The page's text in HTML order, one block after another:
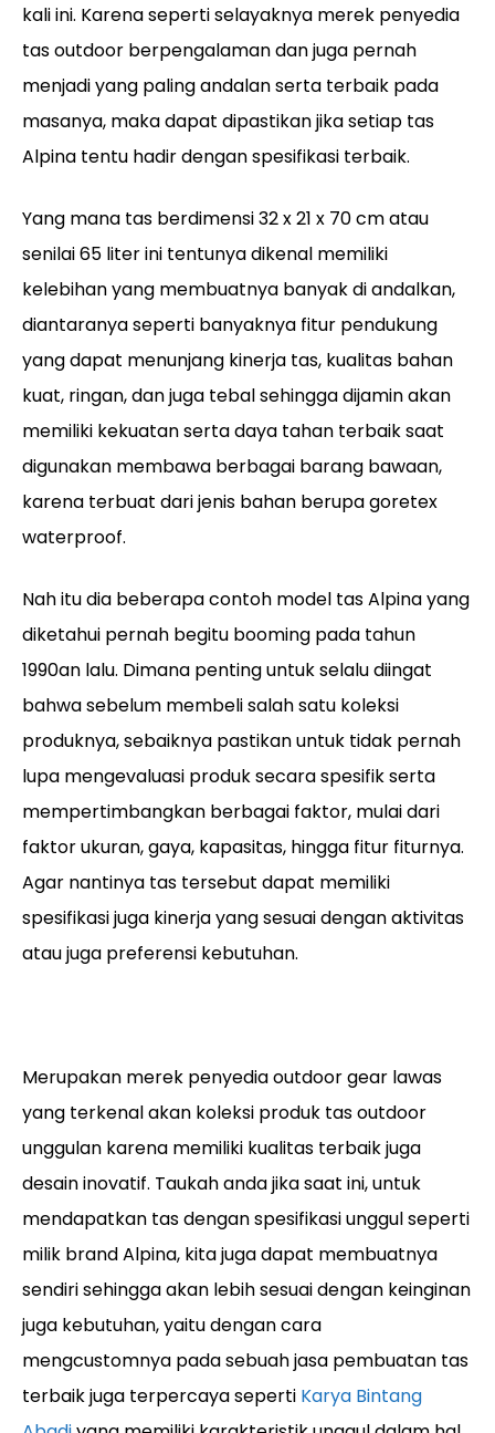
kali ini. Karena seperti selayaknya merek penyedia
tas outdoor berpengalaman dan juga pernah
menjadi yang paling andalan serta terbaik pada
masanya, maka dapat dipastikan jika setiap tas
Alpina tentu hadir dengan spesifikasi terbaik.
Yang mana tas berdimensi 32 x 21 x 70 cm atau
senilai 65 liter ini tentunya dikenal memiliki
kelebihan yang membuatnya banyak di andalkan,
diantaranya seperti banyaknya fitur pendukung
yang dapat menunjang kinerja tas, kualitas bahan
kuat, ringan, dan juga tebal sehingga dijamin akan
memiliki kekuatan serta daya tahan terbaik saat
digunakan membawa berbagai barang bawaan,
karena terbuat dari jenis bahan berupa goretex
waterproof.
Nah itu dia beberapa contoh model tas Alpina yang
diketahui pernah begitu booming pada tahun
1990an lalu. Dimana penting untuk selalu diingat
bahwa sebelum membeli salah satu koleksi
produknya, sebaiknya pastikan untuk tidak pernah
lupa mengevaluasi produk secara spesifik serta
mempertimbangkan berbagai faktor, mulai dari
faktor ukuran, gaya, kapasitas, hingga fitur fiturnya.
Agar nantinya tas tersebut dapat memiliki
spesifikasi juga kinerja yang sesuai dengan aktivitas
atau juga preferensi kebutuhan.
Merupakan merek penyedia outdoor gear lawas
yang terkenal akan koleksi produk tas outdoor
unggulan karena memiliki kualitas terbaik juga
desain inovatif. Taukah anda jika saat ini, untuk
mendapatkan tas dengan spesifikasi unggul seperti
milik brand Alpina, kita juga dapat membuatnya
sendiri sehingga akan lebih sesuai dengan keinginan
juga kebutuhan, yaitu dengan cara
mengcustomnya pada sebuah jasa pembuatan tas
terbaik juga terpercaya seperti Karya Bintang